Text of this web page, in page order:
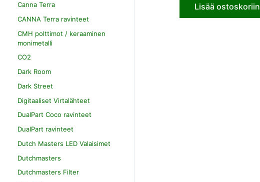
Canna Terra
CANNA Terra ravinteet
CMH polttimot / keraaminen
monimetalli
CO2
Dark Room
Dark Street
Digitaaliset Virtalähteet
DualPart Coco ravinteet
DualPart ravinteet
Dutch Masters LED Valaisimet
Dutchmasters
Dutchmasters Filter
Lisää ostoskoriin